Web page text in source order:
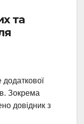
та
Зокрема
довідник з